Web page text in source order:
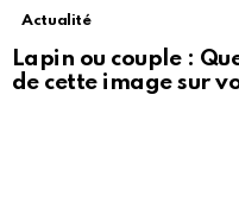
Actualité
Lapin ou couple :
de cette image sur